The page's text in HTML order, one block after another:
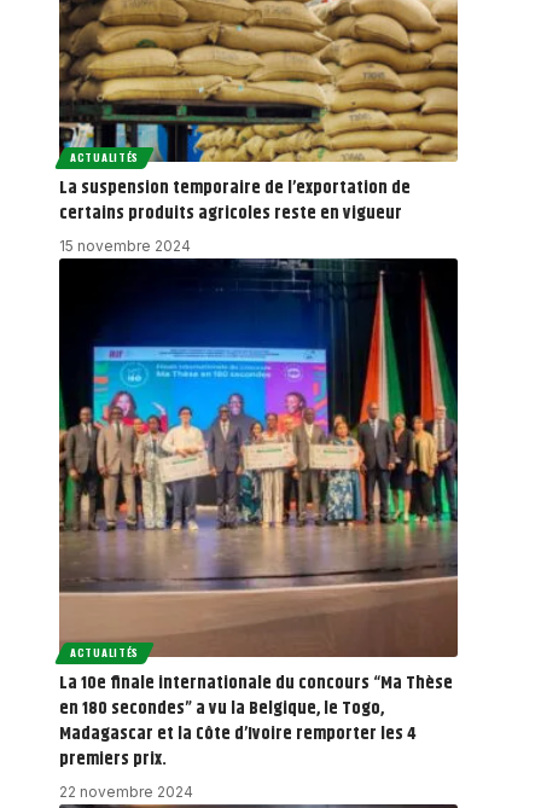
ACTUALITÉS
La suspension temporaire de l’exportation de
certains produits agricoles reste en vigueur
15 novembre 2024
ACTUALITÉS
La 10e finale internationale du concours “Ma Thèse
en 180 secondes” a vu la Belgique, le Togo,
Madagascar et la Côte d’Ivoire remporter les 4
premiers prix.
22 novembre 2024